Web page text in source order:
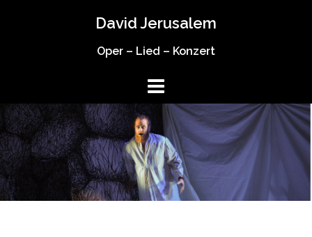
David Jerusalem
Oper – Lied – Konzert